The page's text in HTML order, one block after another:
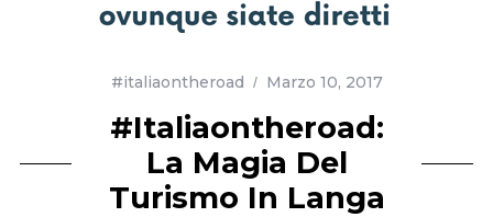
#italiaontheroad Marzo 10, 2017
#Italiaontheroad:
La Magia Del
Turismo In Langa